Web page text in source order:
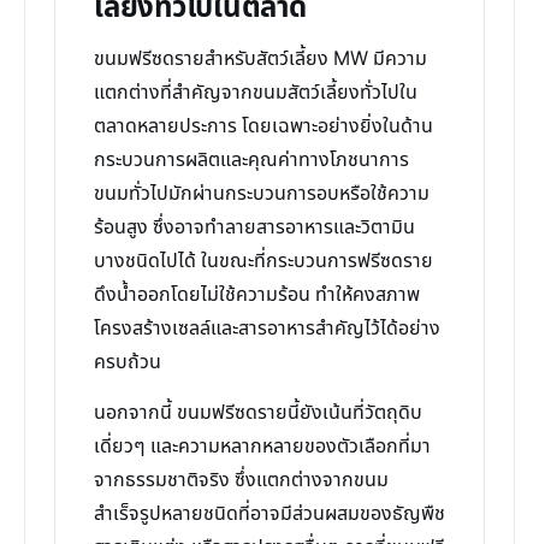
ขนมฟรีซดรายสำหรับสัตว์เลี้ยง MW มีความ
แตกต่างที่สำคัญจากขนมสัตว์เลี้ยงทั่วไปใน
ตลาดหลายประการ โดยเฉพาะอย่างยิ่งในด้าน
กระบวนการผลิตและคุณค่าทางโภชนาการ
ขนมทั่วไปมักผ่านกระบวนการอบหรือใช้ความ
ร้อนสูง ซึ่งอาจทำลายสารอาหารและวิตามิน
บางชนิดไปได้ ในขณะที่กระบวนการฟรีซดราย
ดึงน้ำออกโดยไม่ใช้ความร้อน ทำให้คงสภาพ
โครงสร้างเซลล์และสารอาหารสำคัญไว้ได้อย่าง
ครบถ้วน
นอกจากนี้ ขนมฟรีซดรายนี้ยังเน้นที่วัตถุดิบ
เดี่ยวๆ และความหลากหลายของตัวเลือกที่มา
จากธรรมชาติจริง ซึ่งแตกต่างจากขนม
สำเร็จรูปหลายชนิดที่อาจมีส่วนผสมของธัญพืช